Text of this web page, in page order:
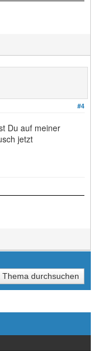
#4
Du auf meiner
jetzt